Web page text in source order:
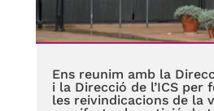
Ens reunim amb la
i la Direcció de l’ICS per
les reivindicacions de la